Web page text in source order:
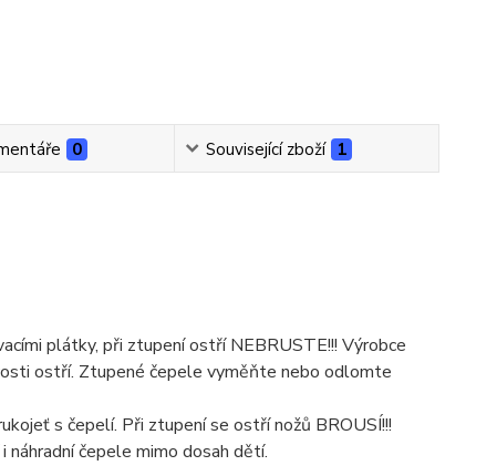
0 Související zboží 1
plátky, při ztupení ostří NEBRUSTE!!! Výrobce
ostří. Ztupené čepele vyměňte nebo odlomte
s čepelí. Při ztupení se ostří nožů BROUSÍ!!!
čepele mimo dosah dětí.